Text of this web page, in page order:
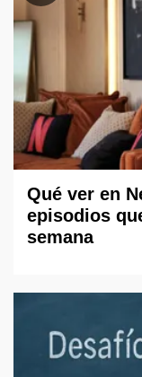
Qué ver en
episodios
semana